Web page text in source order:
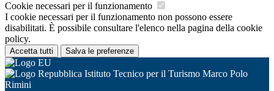
Cookie necessari per il funzionamento
I cookie necessari per il funzionamento non possono essere
disabilitati. È possibile consultare l'elenco nella pagina della cookie
policy.
Accetta tutti Salva le preferenze
Istituto Tecnico per il Turismo Marco Polo
Rimini